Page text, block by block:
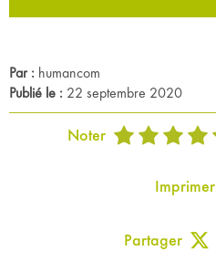
Par : humancom
Publié le : 22 septembre 2020
Noter
Imprimer
Partager